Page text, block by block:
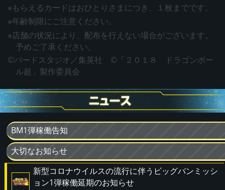
※もらえるカードはおひとりさまにつき、１枚までです。
※年齢制限にご注意ください。
※店舗の状況により、配布を行えない場合がございます。
予めご了承ください。
©バードスタジオ／集英社 ©「２０１８ ドラゴンボー
ル超」製作委員会
BM1弾稼働告知
大切なお知らせ
新型コロナウイルスの流行に伴うビッグバンミッシ
ョン1弾稼働延期のお知らせ